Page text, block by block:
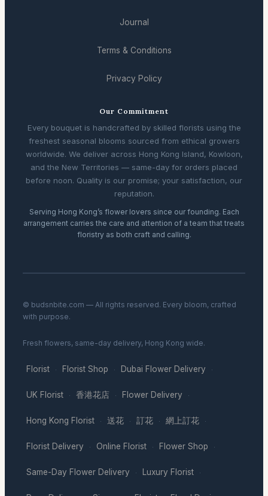
Journal
Terms & Conditions
Privacy Policy
Our Commitment
Every bouquet is handcrafted by skilled florists using the
freshest seasonal blooms sourced from ethical growers
worldwide. We deliver across Hong Kong Island, Kowloon,
and the New Territories — same-day for orders placed
before noon. Quality is our promise; your satisfaction, our
reputation.
Serving Hong Kong’s flower lovers since our founding. Each
arrangement carries the care and attention of a team that treats
floristry as both craft and calling.
© budsnbite.com — All rights reserved. Every bloom, crafted
with purpose.
Fresh flowers, same-day delivery, Hong Kong wide.
Florist · Florist Shop · Dubai Flower Delivery ·
UK Florist · 香港花店 · Flower Delivery ·
Hong Kong Florist · 送花 · 訂花 · 網上訂花 ·
Florist Delivery · Online Florist · Flower Shop ·
Same-Day Flower Delivery · Luxury Florist ·